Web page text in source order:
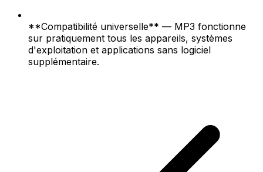
**Compatibilité universelle** — MP3 fonctionne
sur pratiquement tous les appareils, systèmes
d'exploitation et applications sans logiciel
supplémentaire.